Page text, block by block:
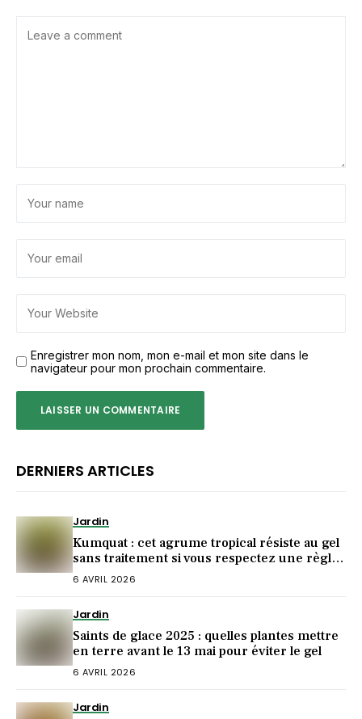
Enregistrer mon nom, mon e-mail et mon site dans le
navigateur pour mon prochain commentaire.
DERNIERS ARTICLES
Jardin
Kumquat : cet agrume tropical résiste au gel
sans traitement si vous respectez une règle
de plantation
6 AVRIL 2026
Jardin
Saints de glace 2025 : quelles plantes mettre
en terre avant le 13 mai pour éviter le gel
6 AVRIL 2026
Jardin